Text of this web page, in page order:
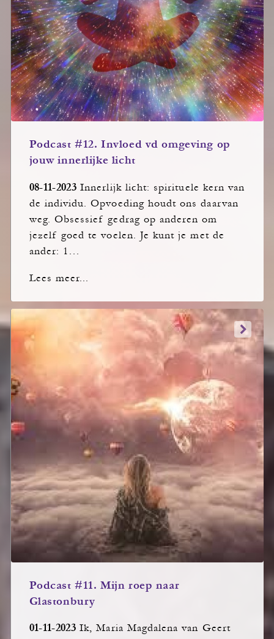
Podcast #12. Invloed vd omgeving op
jouw innerlijke licht
08-11-2023 Innerlijk licht: spirituele kern van
de individu. Opvoeding houdt ons daarvan
weg. Obsessief gedrag op anderen om
jezelf goed te voelen. Je kunt je met de
ander: 1…
Lees meer...
Podcast #11. Mijn roep naar
Glastonbury
01-11-2023 Ik, Maria Magdalena van Geert